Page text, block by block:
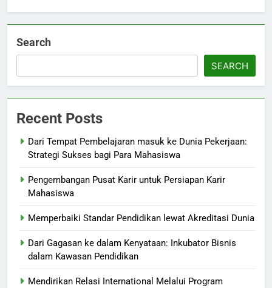
Search
SEARCH
Recent Posts
Dari Tempat Pembelajaran masuk ke Dunia Pekerjaan:
Strategi Sukses bagi Para Mahasiswa
Pengembangan Pusat Karir untuk Persiapan Karir
Mahasiswa
Memperbaiki Standar Pendidikan lewat Akreditasi Dunia
Dari Gagasan ke dalam Kenyataan: Inkubator Bisnis
dalam Kawasan Pendidikan
Mendirikan Relasi International Melalui Program